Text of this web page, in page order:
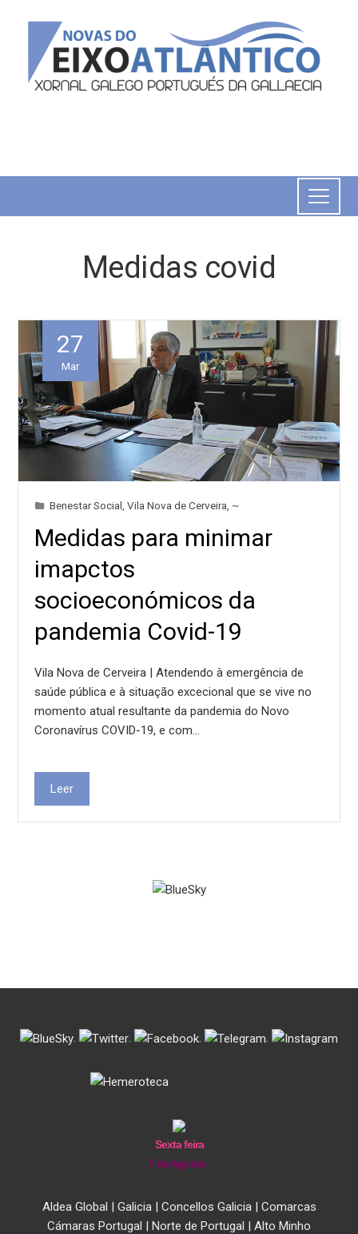
Medidas covid
27
Mar
Benestar Social ,Vila Nova de Cerveira ~
Medidas para minimar
imapctos
socioeconómicos da
pandemia Covid-19
Vila Nova de Cerveira | Atendendo à emergência de
saúde pública e à situação excecional que se vive no
momento atual resultante da pandemia do Novo
Coronavírus COVID-19, e com…
Leer
. . . .
Sexta feira
7 de Agosto
Aldea Global | Galicia| Concellos Galicia| Comarcas
Cámaras Portugal | Norte de Portugal | Alto Minho